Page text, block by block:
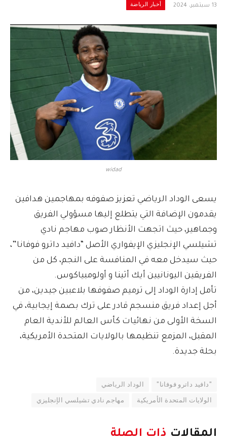
13 سبتمبر، 2024 أخبار الرياضة
widad
يسعى الوداد الرياضي تعزيز صفوفه بمهاجمين هدافين
يقدمون الإضافة التي يتطلع إليها مسؤولي الفريق
وجماهير، حيث اتجهت الأنظار صوب مهاجم نادي
تشيلسي الإنجليزي الإيفواري الأصل “دافيد داترو فوفانا”،
حيث سيدخل معه في المنافسة على النجم، كل من
الفريقين اليونانيين أيك أثينا و أولومبياكوس.
تأمل إدارة الوداد إلى ترميم صفوفها بلاعبين جيدين، من
أجل إعداد فريق منسجم قادر على ترك بصمة إيجابية، في
السخة الأولى من نهائيات كأس العالم للأندية العام
المقبل، المزمع تنظيمها بالولايات المتحدة الأمريكية،
بحلة جديدة.
"دافيد داترو فوفانا" الوداد الرياضي
الولايات المتحدة الأمريكية مهاجم نادي تشيلسي الإنجليزي
المقالات ذات الصلة